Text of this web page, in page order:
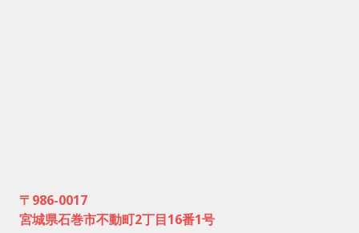
〒986-0017
宮城県石巻市不動町2丁目16番1号